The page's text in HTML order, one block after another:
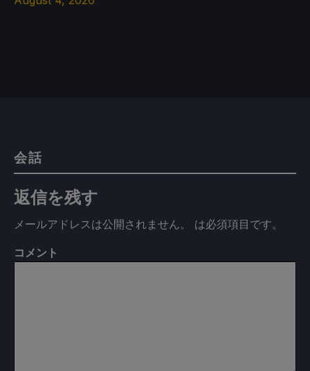
会話
返信を残す
メールアドレスは公開されません。 は必須項目です。
コメント